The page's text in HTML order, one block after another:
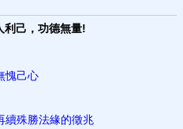
利己，功德無量!
愧己心
續殊勝法緣的徵兆